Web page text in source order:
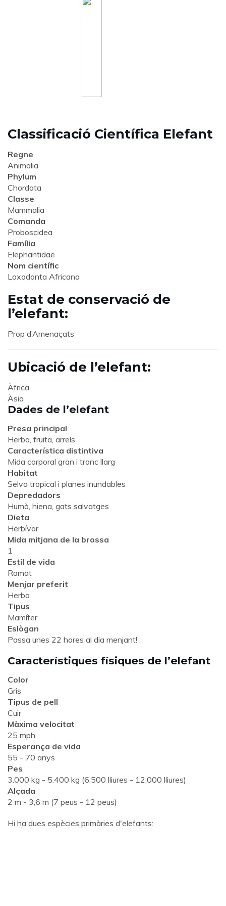
Classificació Científica Elefant
Regne
Animalia
Phylum
Chordata
Classe
Mammalia
Comanda
Proboscidea
Família
Elephantidae
Nom científic
Loxodonta Africana
Estat de conservació de
l’elefant:
Prop d’Amenaçats
Ubicació de l’elefant:
Àfrica
Àsia
Dades de l’elefant
Presa principal
Herba, fruita, arrels
Característica distintiva
Mida corporal gran i tronc llarg
Habitat
Selva tropical i planes inundables
Depredadors
Humà, hiena, gats salvatges
Dieta
Herbívor
Mida mitjana de la brossa
1
Estil de vida
Ramat
Menjar preferit
Herba
Tipus
Mamífer
Eslògan
Passa unes 22 hores al dia menjant!
Característiques físiques de l’elefant
Color
Gris
Tipus de pell
Cuir
Màxima velocitat
25 mph
Esperança de vida
55 - 70 anys
Pes
3.000 kg - 5.400 kg (6.500 lliures - 12.000 lliures)
Alçada
2 m - 3,6 m (7 peus - 12 peus)
Hi ha dues espècies primàries d'elefants: